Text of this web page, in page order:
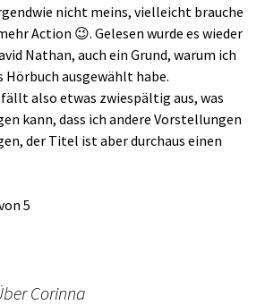
nicht meins, vielleicht brauche
Action 😉. Gelesen wurde es wieder
Nathan, auch ein Grund, warum ich
Hörbuch ausgewählt habe.
also etwas zwiespältig aus, was
kann, dass ich andere Vorstellungen
der Titel ist aber durchaus einen
5
Corinna